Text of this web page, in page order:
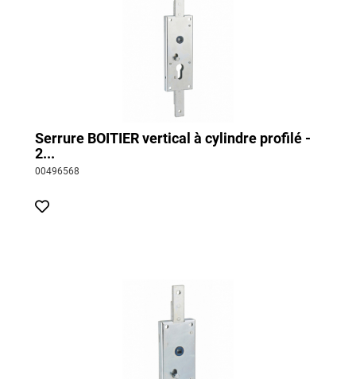
Serrure BOITIER vertical à cylindre profilé -
2...
00496568